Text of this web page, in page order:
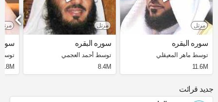
مرتل
سوره البقره
توسط ماهر المعيقلي
11.6M
مرتل
سوره البقره
توسط أحمد العجمي
8.4M
مرتل
3.8M
جدید قرائت